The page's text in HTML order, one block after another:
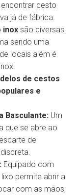
cesto
já de fábrica.
inox são diversas
sendo uma
locais além é
de cestos
e
Basculante: Um
que se abre ao
de
Equipado com
permite abrir a
com as mãos,